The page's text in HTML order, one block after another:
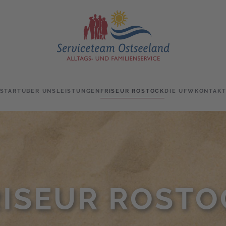
START ÜBER UNS LEISTUNGEN FRISEUR ROSTOCK DIE UFW KONTAKT